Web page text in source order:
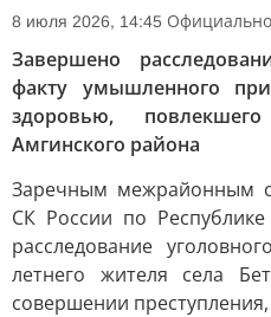
8 июля 2026, 14:45 Официально
Завершено
факту умышленного
здоровью,
Амгинского района
Заречным межрайонным
СК России по
расследование
летнего жителя села
совершении